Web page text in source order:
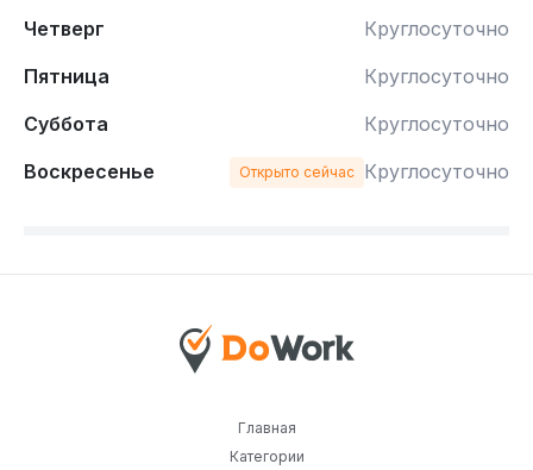
Четверг
Круглосуточно
Пятница
Круглосуточно
Суббота
Круглосуточно
Воскресенье
Открыто сейчас Круглосуточно
Главная
Категории